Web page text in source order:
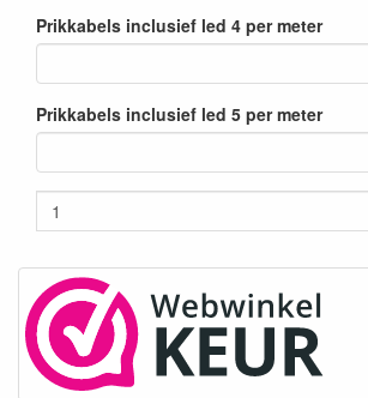
Prikkabels inclusief led 4 per meter
Prikkabels inclusief led 5 per meter